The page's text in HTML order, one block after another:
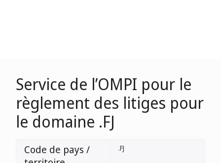
Service de l’OMPI pour le
règlement des litiges pour
le domaine .FJ
Code de pays /
.FJ